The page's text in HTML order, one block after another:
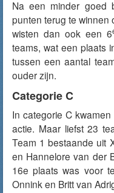
Na een minder goed
punten terug te winnen
wisten dan ook een 6
teams, wat een plaats
tussen een aantal
ouder zijn.
Categorie C
In categorie C
actie. Maar liefst 23
Team 1 bestaande uit
en Hannelore van der
16e plaats was voor
Onnink en Britt van